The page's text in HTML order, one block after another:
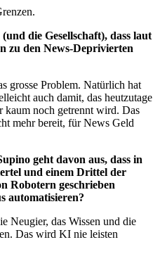
die Gesellschaft), dass laut
zu den News-Deprivierten
grosse Problem. Natürlich hat
auch damit, das heutzutage
noch getrennt wird. Das
mehr bereit, für News Geld
geht davon aus, dass in
und einem Drittel der
Robotern geschrieben
automatisieren?
Neugier, das Wissen und die
Das wird KI nie leisten